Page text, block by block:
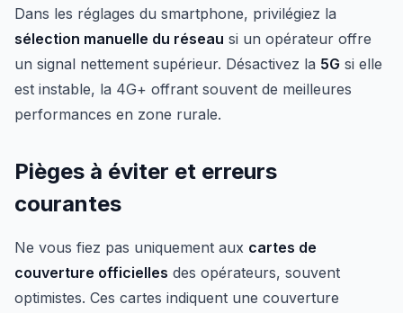
Dans les réglages du smartphone, privilégiez la
sélection manuelle du réseau si un opérateur offre
un signal nettement supérieur. Désactivez la 5G si elle
est instable, la 4G+ offrant souvent de meilleures
performances en zone rurale.
Pièges à éviter et erreurs
courantes
Ne vous fiez pas uniquement aux cartes de
couverture officielles des opérateurs, souvent
optimistes. Ces cartes indiquent une couverture